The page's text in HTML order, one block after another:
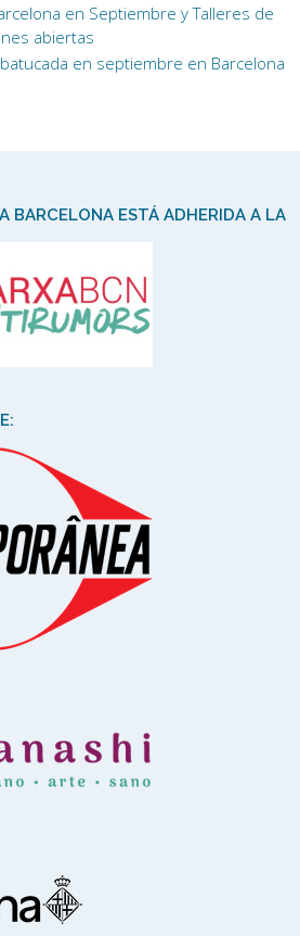
en Septiembre y Talleres de
abiertas
en septiembre en Barcelona
BARCELONA ESTÁ ADHERIDA A LA